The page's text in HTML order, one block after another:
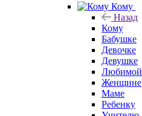
Кому
Назад
Кому
Бабушке
Девочке
Девушке
Любимой
Женщине
Маме
Ребенку